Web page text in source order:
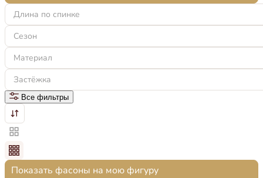
Длина по спинке
Сезон
Материал
Застёжка
Все фильтры
Показать фасоны на мою фигуру